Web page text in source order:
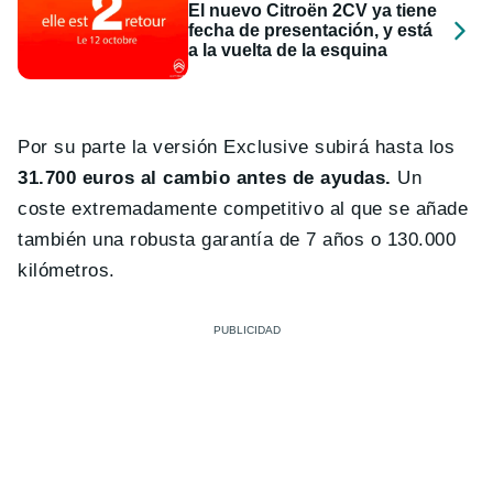
El nuevo Citroën 2CV ya tiene
fecha de presentación, y está
a la vuelta de la esquina
Por su parte la versión Exclusive subirá hasta los
31.700 euros al cambio antes de ayudas. Un
coste extremadamente competitivo al que se añade
también una robusta garantía de 7 años o 130.000
kilómetros.